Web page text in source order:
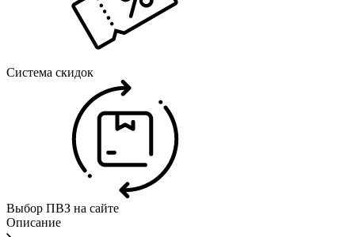
Система скидок
Выбор ПВЗ на сайте
Описание